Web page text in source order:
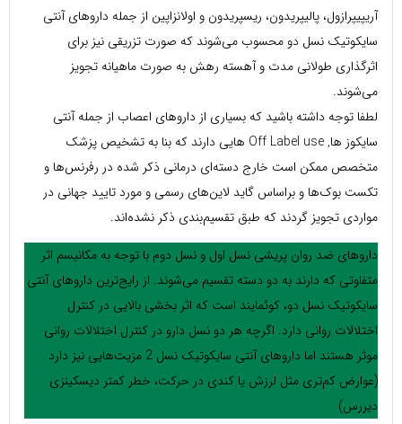
آریپیپرازول، پالیپریدون، ریسپریدون و اولانزاپین از جمله داروهای آنتی
سایکوتیک نسل دو محسوب می‌شوند که صورت تزریقی نیز برای
اثرگذاری طولانی مدت و آهسته رهش به صورت ماهیانه تجویز
می‌شوند.
لطفا توجه داشته باشید که بسیاری از داروهای اعصاب از جمله آنتی
سایکوز ها, Off Label use هایی دارند که بنا به تشخیص پزشک
متخصص ممکن است خارج دسته‌ای درمانی ذکر شده در رفرنس‌ها و
تکست بوک‌ها و براساس گاید لاین‌های رسمی و مورد تایید جهانی در
مواردی تجویز گردند که طبق تقسیم‌بندی ذکر نشده‌اند.
داروهای ضد روان پریشی نسل اول و نسل دوم با توجه به مکانیسم اثر
متفاوتی که دارند به دو دسته تقسیم می‌شوند. از رایج‎‌ترین داروهای آنتی
سایکوتیک نسل دو، کوئمایند است که اثر بخشی بالایی در کنترل
اختلالات روانی دارد. اگرچه هر دو نسل دارو در کنترل اختلالات روانی
موثر هستند اما داروهای آنتی سایکوتیک نسل 2 مزیت‌هایی نیز دارد
(عوارض کم‌تری مثل لرزش یا کندی در حرکت، خطر کمتر دیسکینزی
دیررس)